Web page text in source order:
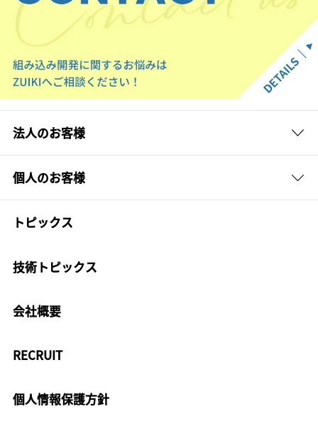
法人のお客様
個人のお客様
トピックス
技術トピックス
会社概要
RECRUIT
個人情報保護方針